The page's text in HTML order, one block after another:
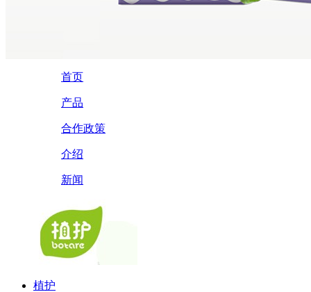
首页
产品
合作政策
介绍
新闻
植护